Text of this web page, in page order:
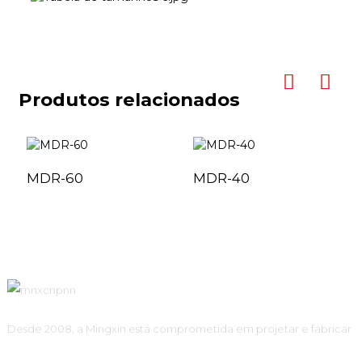
Produtos relacionados
MDR-60 MDR-40
Desde 2008, a Mingxin está comprometida em projetar e fabricar